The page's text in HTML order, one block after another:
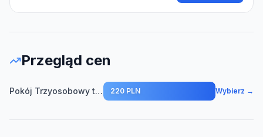
Przegląd cen
Pokój Trzyosobowy typu Comfort 220 PLN Wybierz →